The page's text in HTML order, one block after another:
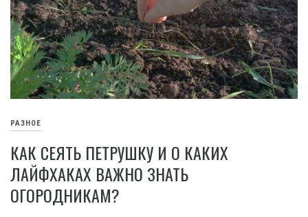
РАЗНОЕ
КАК СЕЯТЬ ПЕТРУШКУ И О КАКИХ
ЛАЙФХАКАХ ВАЖНО ЗНАТЬ
ОГОРОДНИКАМ?